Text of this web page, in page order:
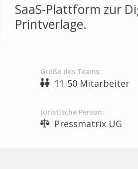
SaaS-Plattform zur
Printverlage.
Größe des Teams:
11-50 Mitarbeiter
Juristische Person:
Pressmatrix UG